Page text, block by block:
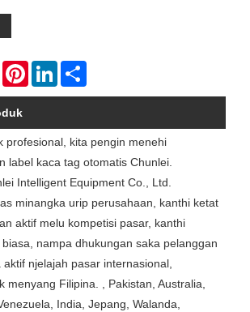
WhatsAppPinterestLinkedIn
profesional, kita pengin menehi
label kaca tag otomatis Chunlei.
Intelligent Equipment Co., Ltd.
minangka urip perusahaan, kanthi ketat
aktif melu kompetisi pasar, kanthi
nampa dhukungan saka pelanggan
aktif njelajah pasar internasional,
menyang Filipina. , Pakistan, Australia,
India, Jepang, Walanda,